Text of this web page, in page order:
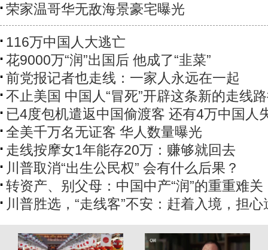
荣家温哥华无敌海景豪宅曝光
116万中国人大逃亡
花9000万“润”出国后 他成了“韭菜”
前党报记者也走线：一家人永远在一起
不止美国 中国人“冒死”开辟这条新的走线
已4度包机遣返中国偷渡客 还有4万中国人
全美千万名无证客 华人数量曝光
走线按摩女1年能存20万：赚够就回去
川普取消“出生公民权” 会有什么后果？
转资产、别父母：中国中产“润”的重重难关
川普胜选，“走线客”不安：赶着入境，担心